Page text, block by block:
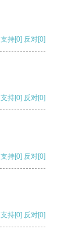
支持[0] 反对[0]
支持[0] 反对[0]
支持[0] 反对[0]
支持[0] 反对[0]